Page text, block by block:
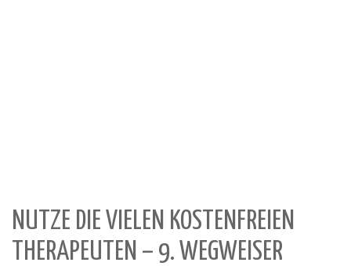
NUTZE DIE VIELEN KOSTENFREIEN
THERAPEUTEN – 9. WEGWEISER